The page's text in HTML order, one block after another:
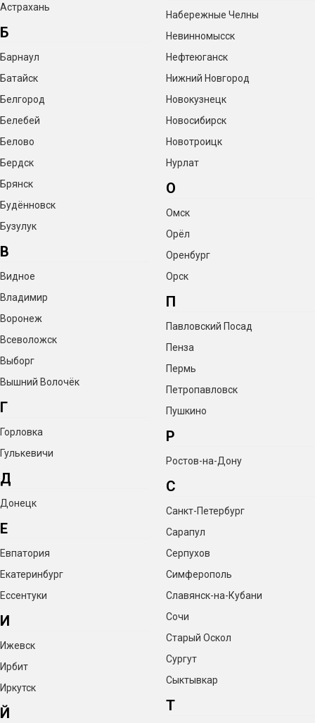
Астрахань
Б
Барнаул
Батайск
Белгород
Белебей
Белово
Бердск
Брянск
Будённовск
Бузулук
В
Видное
Владимир
Воронеж
Всеволожск
Выборг
Вышний Волочёк
Г
Горловка
Гулькевичи
Д
Донецк
Е
Евпатория
Екатеринбург
Ессентуки
И
Ижевск
Ирбит
Иркутск
Й
Набережные Челны
Невинномысск
Нефтеюганск
Нижний Новгород
Новокузнецк
Новосибирск
Новотроицк
Нурлат
О
Омск
Орёл
Оренбург
Орск
П
Павловский Посад
Пенза
Пермь
Петропавловск
Пушкино
Р
Ростов-на-Дону
С
Санкт-Петербург
Сарапул
Серпухов
Симферополь
Славянск-на-Кубани
Сочи
Старый Оскол
Сургут
Сыктывкар
Т